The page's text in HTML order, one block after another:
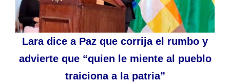
Lara dice a Paz que corrija el rumbo y
advierte que “quien le miente al pueblo
traiciona a la patria”